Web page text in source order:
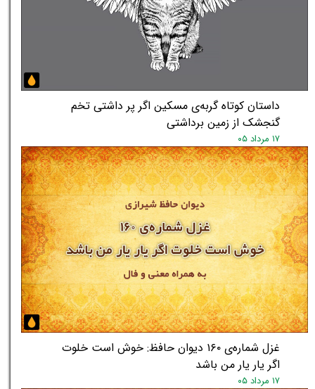
داستان کوتاه گربه‌ی مسکین اگر پر داشتی تخم
گنجشک از زمین برداشتی
۱۷ مرداد ۰۵
غزل شماره‌ی ۱۶۰ دیوان حافظ: خوش است خلوت
اگر یار یار من باشد
۱۷ مرداد ۰۵